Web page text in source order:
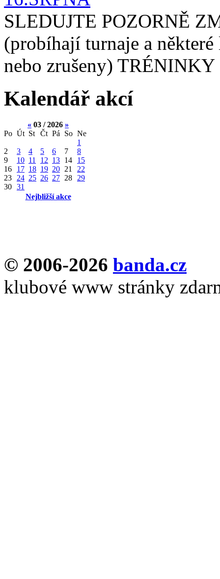
SLEDUJTE POZORNĚ
(probíhají turnaje a
nebo zrušeny)
Kalendář akcí
« 03 / 2026 »
Po Út St Čt Pá So Ne
1
2
3 4 5 6 7
8
9
10 11 12 13 14
15
16
17 18 19 20 21
22
23
24 25 26 27 28
29
30 31
Nejbližší akce
© 2006-2026 banda.cz
klubové www stránky